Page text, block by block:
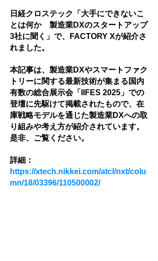
日経クロステック「大手にできないこ
とは何か 製造業DXのスタートアップ
3社に聞く」で、FACTORY Xが紹介さ
れました。
本記事は、製造業DXやスマートファク
トリーに関する最新技術が集まる国内
有数の総合展示会「IIFES 2025」での
登壇に先駆けて掲載されたもので、在
庫戦略モデルを通じた製造業DXへの取
り組みや考え方が紹介されています。
是非、ご覧ください。
詳細：
https://xtech.nikkei.com/atcl/nxt/colu
mn/18/03396/110500002/